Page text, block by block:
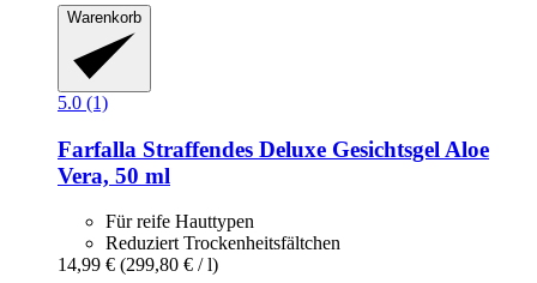
Warenkorb
5.0 (1)
Farfalla Straffendes Deluxe Gesichtsgel Aloe
Vera, 50 ml
Für reife Hauttypen
Reduziert Trockenheitsfältchen
14,99 € (299,80 € / l)